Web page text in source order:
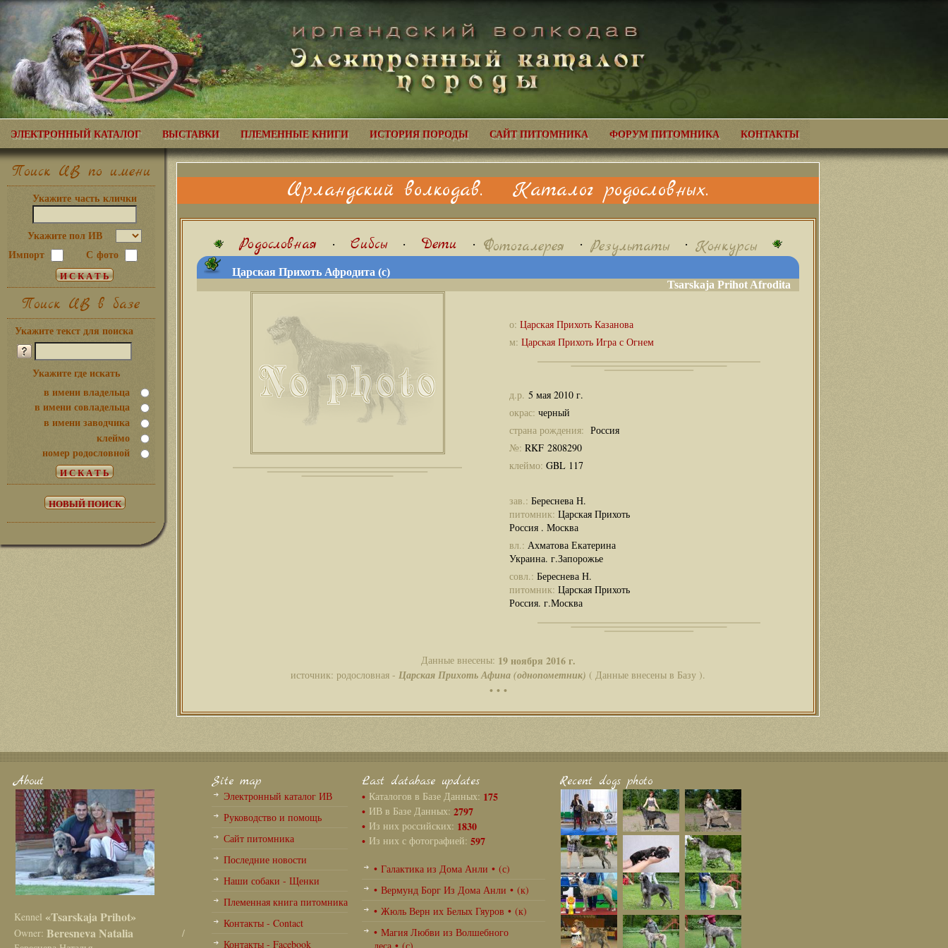
ЭЛЕКТРОННЫЙ КАТАЛОГ ВЫСТАВКИ ПЛЕМЕННЫЕ КНИГИ ИСТОРИЯ ПОРОДЫ САЙТ ПИТОМНИКА ФОРУМ ПИТОМНИКА КОНТАКТЫ
Поиск ИВ по имени
Укажите часть клички
Укажите пол ИВ
Импорт
С фото
Поиск ИВ в базе
Укажите текст для поиска
Укажите где искать
в имени владельца
в имени совладельца
в имени заводчика
клеймо
номер родословной
Ирландский волкодав. Каталог родословных.
Родословная • Сибсы• Дети • Фотогалерея • Результаты • Конкурсы
Царская Прихоть Афродита (с)
Tsarskaja Prihot Afrodita
о: Царская Прихоть Казанова
м: Царская Прихоть Игра с Огнем
д.р. 5 мая 2010 г.
окрас: черный
страна рождения: Россия
№: RKF 2808290
клеймо: GBL 117
зав.: Береснева Н.
питомник: Царская Прихоть
Россия . Москва
вл.: Ахматова Екатерина
Украина. г.Запорожье
совл.: Береснева Н.
питомник: Царская Прихоть
Россия. г.Москва
Данные внесены: 19 ноября 2016 г.
источник: родословная - Царская Прихоть Афина (однопометник) ( Данные внесены в Базу ).
• • •
About
Kennel «Tsarskaja Prihot»
Owner: Beresneva Natalia /
Site map
Электронный каталог ИВ
Руководство и помощь
Сайт питомника
Последние новости
Наши собаки - Щенки
Племенная книга питомника
Контакты - Contact
Контакты - Facebook
Last database updates
• Каталогов в Базе Данных: 175
• ИВ в Базе Данных: 2797
• Из них российских: 1830
• Из них с фотографией: 597
• Галактика из Дома Анли • (с)
• Вермунд Борг Из Дома Анли • (к)
• Жюль Верн их Белых Гяуров • (к)
• Магия Любви из Волшебного
леса • (с)
Recent dogs photo